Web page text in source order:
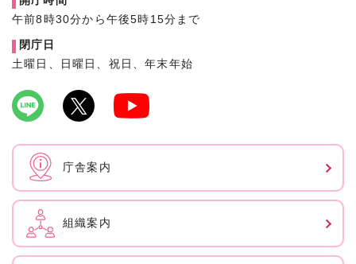
午前8時30分から午後5時15分まで
閉庁日
土曜日、日曜日、祝日、年末年始
庁舎案内
組織案内